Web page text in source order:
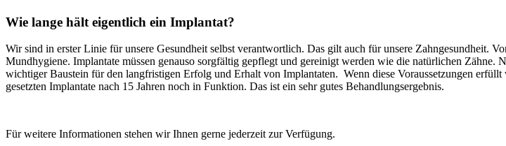
Wie lange hält eigentlich ein Implantat?
Wir sind in erster Linie für unsere Gesundheit selbst verantwortlich. Das gilt auch für unsere Zahngesundheit.
Mundhygiene. Implantate müssen genauso sorgfältig gepflegt und gereinigt werden wie die natürlichen
wichtiger Baustein für den langfristigen Erfolg und Erhalt von Implantaten. Wenn diese Voraussetzungen
gesetzten Implantate nach 15 Jahren noch in Funktion. Das ist ein sehr gutes Behandlungsergebnis.
Für weitere Informationen stehen wir Ihnen gerne jederzeit zur Verfügung.